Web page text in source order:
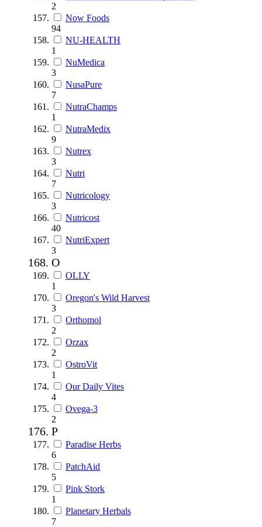
2
Now Foods
94
NU-HEALTH
1
NuMedica
3
NusaPure
7
NutraChamps
1
NutraMedix
9
Nutrex
3
Nutri
7
Nutricology
3
Nutricost
40
NutriExpert
3
O
OLLY
1
Oregon's Wild Harvest
3
Orthomol
2
Orzax
2
OstroVit
1
Our Daily Vites
4
Ovega-3
2
P
Paradise Herbs
6
PatchAid
5
Pink Stork
1
Planetary Herbals
7